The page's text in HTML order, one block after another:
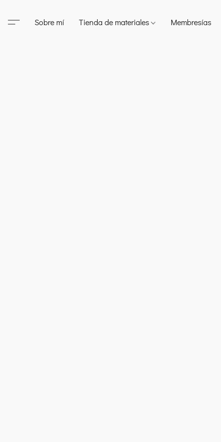
Sobre mí Tienda de materiales Membresías